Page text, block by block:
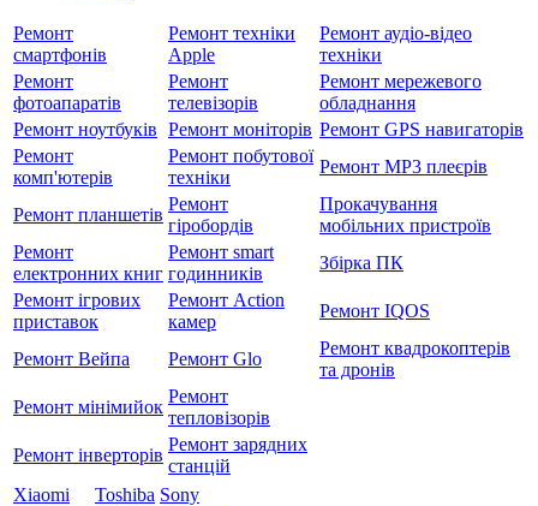
Ремонт
смартфонів
Ремонт техніки
Apple
Ремонт аудіо-відео
техніки
Ремонт
фотоапаратів
Ремонт
телевізорів
Ремонт мережевого
обладнання
Ремонт ноутбуків Ремонт моніторів Ремонт GPS навигаторів
Ремонт
комп'ютерів
Ремонт побутової
техніки
Ремонт MP3 плеєрів
Ремонт планшетів
Ремонт
гіробордів
Прокачування
мобільних пристроїв
Ремонт
електронних книг
Ремонт smart
годинників
Збірка ПК
Ремонт ігрових
приставок
Ремонт Action
камер
Ремонт IQOS
Ремонт Вейпа Ремонт Glo
Ремонт квадрокоптерів
та дронів
Ремонт мiнiмийок
Ремонт
тепловізорів
Ремонт інверторів
Ремонт зарядних
станцій
Xiaomi
Toshiba Sony